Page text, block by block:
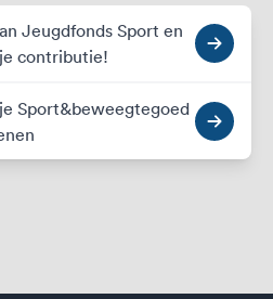
Jeugdfonds Sport en
contributie!
Sport&beweegtegoed